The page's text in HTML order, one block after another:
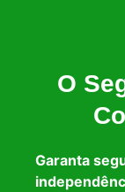
O
Garanta